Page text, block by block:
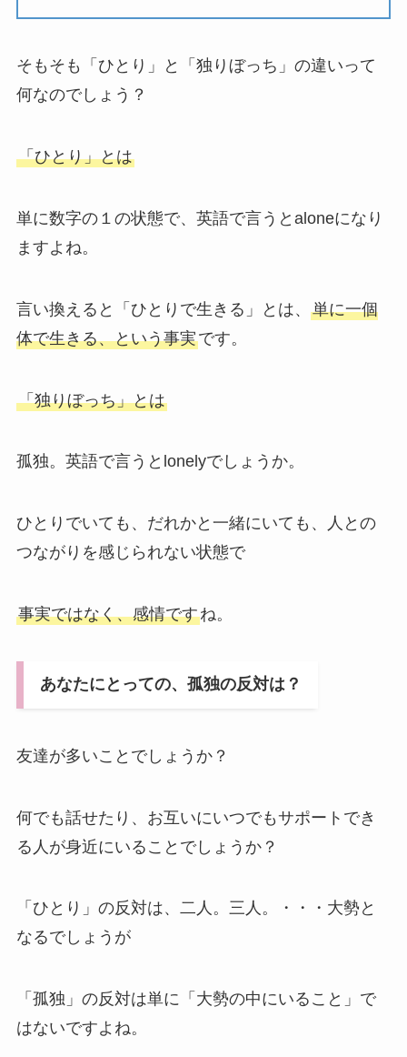
そもそも「ひとり」と「独りぼっち」の違いって
何なのでしょう？
「ひとり」とは
単に数字の１の状態で、英語で言うとaloneになり
ますよね。
言い換えると「ひとりで生きる」とは、 単に一個
体で生きる、という事実です。
「独りぼっち」とは
孤独。英語で言うとlonelyでしょうか。
ひとりでいても、だれかと一緒にいても、人との
つながりを感じられない状態で
事実ではなく、感情ですね。
あなたにとっての、孤独の反対は？
友達が多いことでしょうか？
何でも話せたり、お互いにいつでもサポートでき
る人が身近にいることでしょうか？
「ひとり」の反対は、二人。三人。・・・大勢と
なるでしょうが
「孤独」の反対は単に「大勢の中にいること」で
はないですよね。